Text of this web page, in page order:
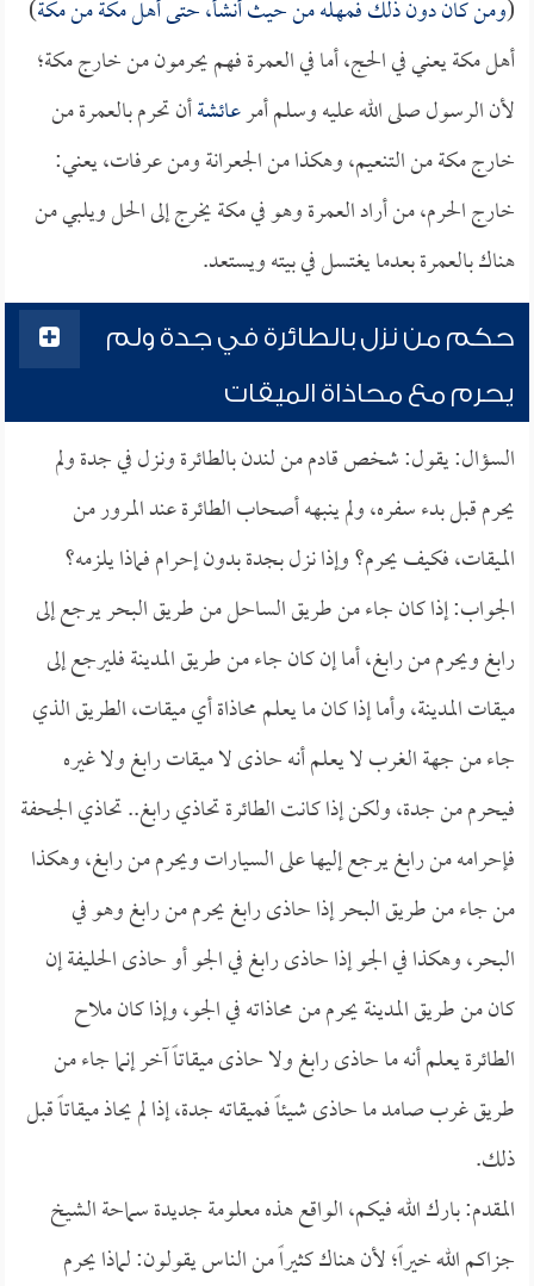
(ومن كان دون ذلك فمهله من حيث أنشأ، حتى أهل مكة من مكة)
أهل مكة يعني في الحج، أما في العمرة فهم يحرمون من خارج مكة؛
لأن الرسول صلى الله عليه وسلم أمرعائشةأن تحرم بالعمرة من
خارج مكة من التنعيم، وهكذا من الجعرانة ومن عرفات، يعني:
خارج الحرم، من أراد العمرة وهو في مكة يخرج إلى الحل ويلبي من
هناك بالعمرة بعدما يغتسل في بيته ويستعد.
حكم من نزل بالطائرة في جدة ولم
يحرم مع محاذاة الميقات
السؤال: يقول: شخص قادم من لندن بالطائرة ونزل في جدة ولم
يحرم قبل بدء سفره، ولم ينبهه أصحاب الطائرة عند المرور من
الميقات، فكيف يحرم؟ وإذا نزل بجدة بدون إحرام فماذا يلزمه؟
الجواب: إذا كان جاء من طريق الساحل من طريق البحر يرجع إلى
رابغ ويحرم من رابغ، أما إن كان جاء من طريق المدينة فليرجع إلى
ميقات المدينة، وأما إذا كان ما يعلم محاذاة أي ميقات، الطريق الذي
جاء من جهة الغرب لا يعلم أنه حاذى لا ميقات رابغ ولا غيره
فيحرم من جدة، ولكن إذا كانت الطائرة تحاذي رابغ.. تحاذي الجحفة
فإحرامه من رابغ يرجع إليها على السيارات ويحرم من رابغ، وهكذا
من جاء من طريق البحر إذا حاذى رابغ يحرم من رابغ وهو في
البحر، وهكذا في الجو إذا حاذى رابغ في الجو أو حاذى الحليفة إن
كان من طريق المدينة يحرم من محاذاته في الجو، وإذا كان ملاح
الطائرة يعلم أنه ما حاذى رابغ ولا حاذى ميقاتاً آخر إنما جاء من
طريق غرب صامد ما حاذى شيئاً فميقاته جدة، إذا لم يحاذ ميقاتاً قبل
ذلك.
المقدم: بارك الله فيكم، الواقع هذه معلومة جديدة سماحة الشيخ
جزاكم الله خيراً؛ لأن هناك كثيراً من الناس يقولون: لماذا يحرم